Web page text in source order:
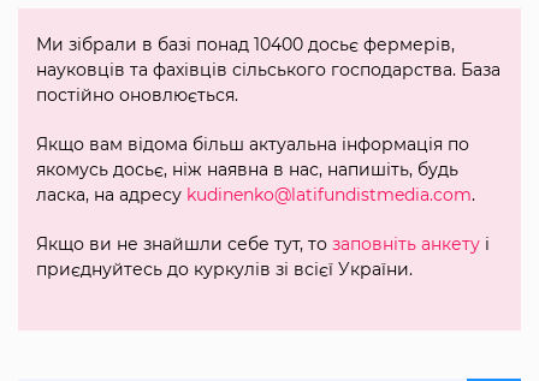
Ми зібрали в базі понад 10400 досьє фермерів,
науковців та фахівців сільського господарства. База
постійно оновлюється.
Якщо вам відома більш актуальна інформація по
якомусь досьє, ніж наявна в нас, напишіть, будь
ласка, на адресу kudinenko@latifundistmedia.com.
Якщо ви не знайшли себе тут, то заповніть анкету і
приєднуйтесь до куркулів зі всієї України.